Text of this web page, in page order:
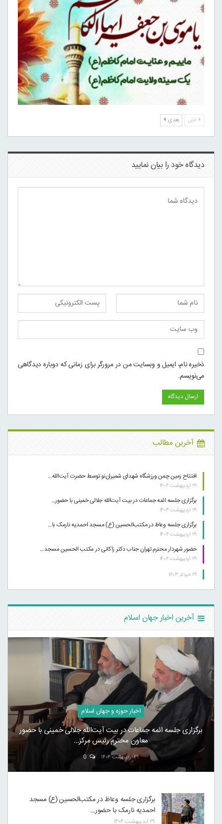
قبلی بعدی
دیدگاه خود را بیان نمایید
ذخیره نام، ایمیل و وبسایت من در مرورگر برای زمانی که دوباره دیدگاهی
می‌نویسم.
آخرین مطالب
افتتاح زمین چمن ورزشگاه شهدای شمیران‌نو توسط حضرت آیت‌الله…
۲۹ اردیبهشت ۱۴۰۴
برگزاری جلسه ائمه جماعات در بیت آیت‌الله جلالی خمینی با حضور…
۲۹ اردیبهشت ۱۴۰۴
برگزاری جلسه وعاظ در مکتب‌الحسین (ع) مسجد احمدیه نارمک با…
۲۹ اردیبهشت ۱۴۰۴
حضور شهردار محترم تهران جناب دکتر زاکانی در مکتب الحسین مسجد…
۲۹ اردیبهشت ۱۴۰۴
۲۹ خرداد ۱۴۰۳
آخرین اخبار جهان اسلام
اخبار حوزه و جهان اسلام
برگزاری جلسه ائمه جماعات در بیت آیت‌الله جلالی خمینی با حضور
معاون محترم رئیس مرکز…
۲۹ اردیبهشت ۱۴۰۴
برگزاری جلسه وعاظ در مکتب‌الحسین (ع) مسجد
احمدیه نارمک با حضور…
۲۹ اردیبهشت ۱۴۰۴